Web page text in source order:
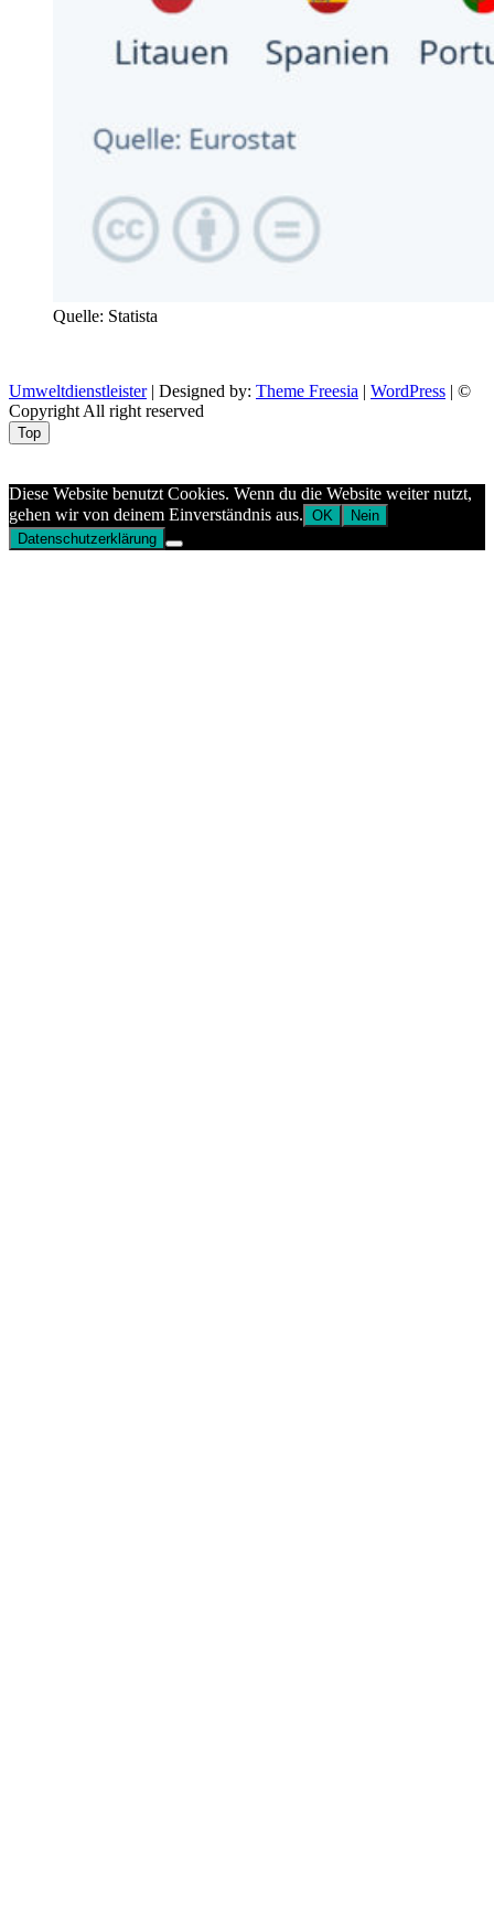
Quelle: Statista
Umweltdienstleister| Designed by: Theme Freesia | WordPress | ©
Copyright All right reserved
Top
Diese Website benutzt Cookies. Wenn du die Website weiter nutzt,
gehen wir von deinem Einverständnis aus. OK
Nein
Datenschutzerklärung